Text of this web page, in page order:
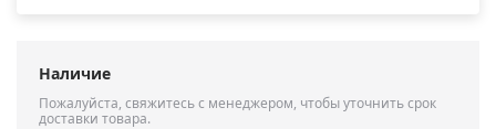
Наличие
Пожалуйста, свяжитесь с менеджером, чтобы уточнить срок
доставки товара.